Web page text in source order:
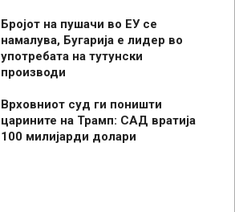
Бројот на пушачи во ЕУ се
намалува, Бугарија е лидер во
употребата на тутунски
производи
Врховниот суд ги поништи
царините на Трамп: САД вратија
100 милијарди долари